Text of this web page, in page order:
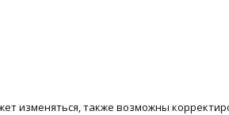
изменяться, также возможны